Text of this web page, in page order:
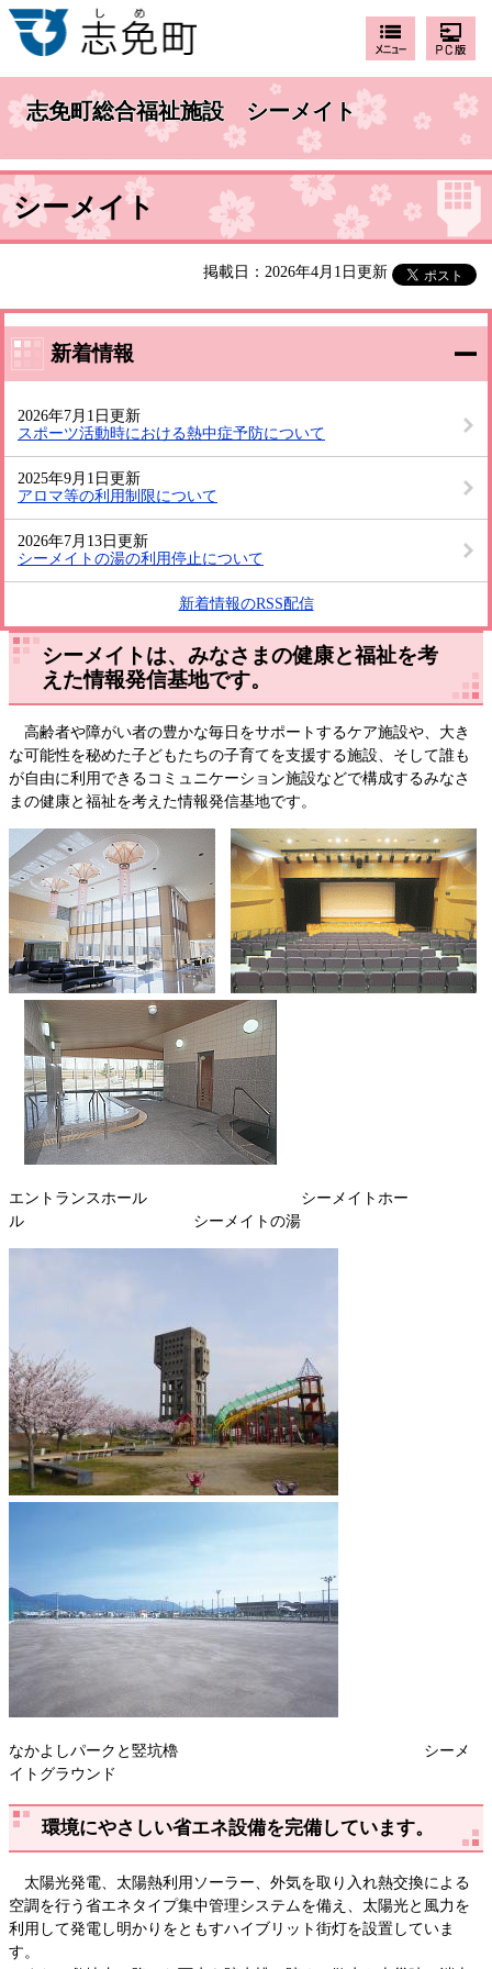
志免町総合福祉施設 シーメイト
シーメイト
掲載日：2026年4月1日更新
新着情報
2026年7月1日更新
スポーツ活動時における熱中症予防について
2025年9月1日更新
アロマ等の利用制限について
2026年7月13日更新
シーメイトの湯の利用停止について
新着情報のRSS配信
シーメイトは、みなさまの健康と福祉を考
えた情報発信基地です。
高齢者や障がい者の豊かな毎日をサポートするケア施設や、大き
な可能性を秘めた子どもたちの子育てを支援する施設、そして誰も
が自由に利用できるコミュニケーション施設などで構成するみなさ
まの健康と福祉を考えた情報発信基地です。
エントランスホール シーメイトホー
ル シーメイトの湯
なかよしパークと竪坑櫓 シーメ
イトグラウンド
環境にやさしい省エネ設備を完備しています。
太陽光発電、太陽熱利用ソーラー、外気を取り入れ熱交換による
空調を行う省エネタイプ集中管理システムを備え、太陽光と風力を
利用して発電し明かりをともすハイブリット街灯を設置していま
す。